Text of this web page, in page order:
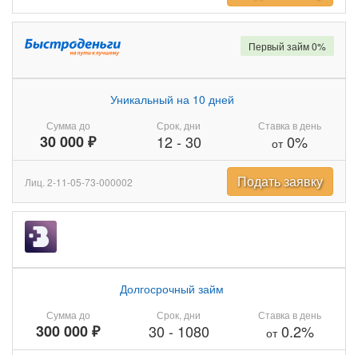
Сумма до
30 000 ₽
Уникальный на 10 дней
Срок, дни
12- 30
Ставка в день
от0%
Первый займ 0%
Лиц. 2-11-05-73-000002 Подать заявку
Сумма до
300 000 ₽
Долгосрочный займ
Срок, дни
30 - 1080
Ставка в день
от0.2%